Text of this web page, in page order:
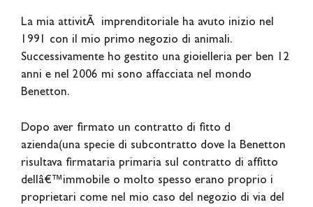
La mia attivitÃ imprenditoriale ha avuto inizio nel
1991 con il mio primo negozio di animali.
Successivamente ho gestito una gioielleria per ben 12
anni e nel 2006 mi sono affacciata nel mondo
Benetton.
Dopo aver firmato un contratto di fitto d
azienda(una specie di subcontratto dove la Benetton
risultava firmataria primaria sul contratto di affitto
dellâ€™immobile o molto spesso erano proprio i
proprietari come nel mio caso del negozio di via del